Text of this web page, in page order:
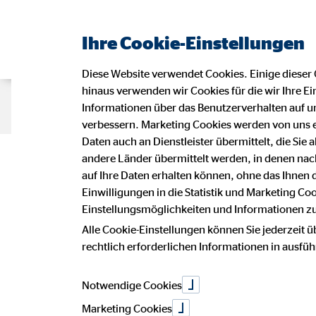
Beraterseite Karriere bei OVB
Dieser Internetauftritt ist ein
Cornelia Witt
Bezirksleiterin für die OVB
21493 Elmenhorst
Ihre Cookie-Einstellungen
Diese Website verwendet Cookies. Einige
hinaus verwenden wir Cookies für die wir Ihre
Informationen über das Benutzerverhalten auf
verbessern. Marketing Cookies werden von
Daten auch an Dienstleister übermittelt, die Sie
andere Länder übermittelt werden, in denen
auf Ihre Daten erhalten können, ohne das
Einwilligungen in die Statistik und Marketing
Einstellungsmöglichkeiten und Informationen
Alle Cookie-Einstellungen können Sie jederzeit
rechtlich erforderlichen Informationen in
Notwendige Cookies
Marketing Cookies